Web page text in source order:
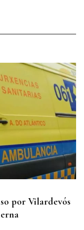
al menos 6
por Vilardevós